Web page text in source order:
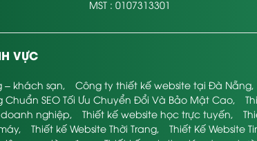
MST : 0107313301
VỰC
– khách sạn, Công ty thiết kế website tại Đà Nẵng,
Chuẩn SEO Tối Ưu Chuyển Đổi Và Bảo Mật Cao,
doanh nghiệp, Thiết kế website học trực tuyến,
, Thiết kế Website Thời Trang, Thiết Kế Website